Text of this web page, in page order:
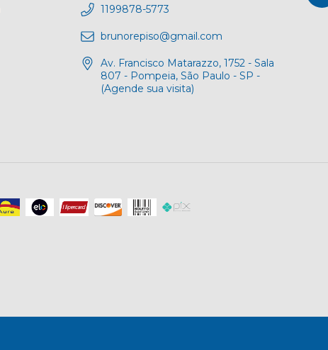
1199878-5773
brunorepiso@gmail.com
Av. Francisco Matarazzo, 1752 - Sala
807 - Pompeia, São Paulo - SP -
(Agende sua visita)